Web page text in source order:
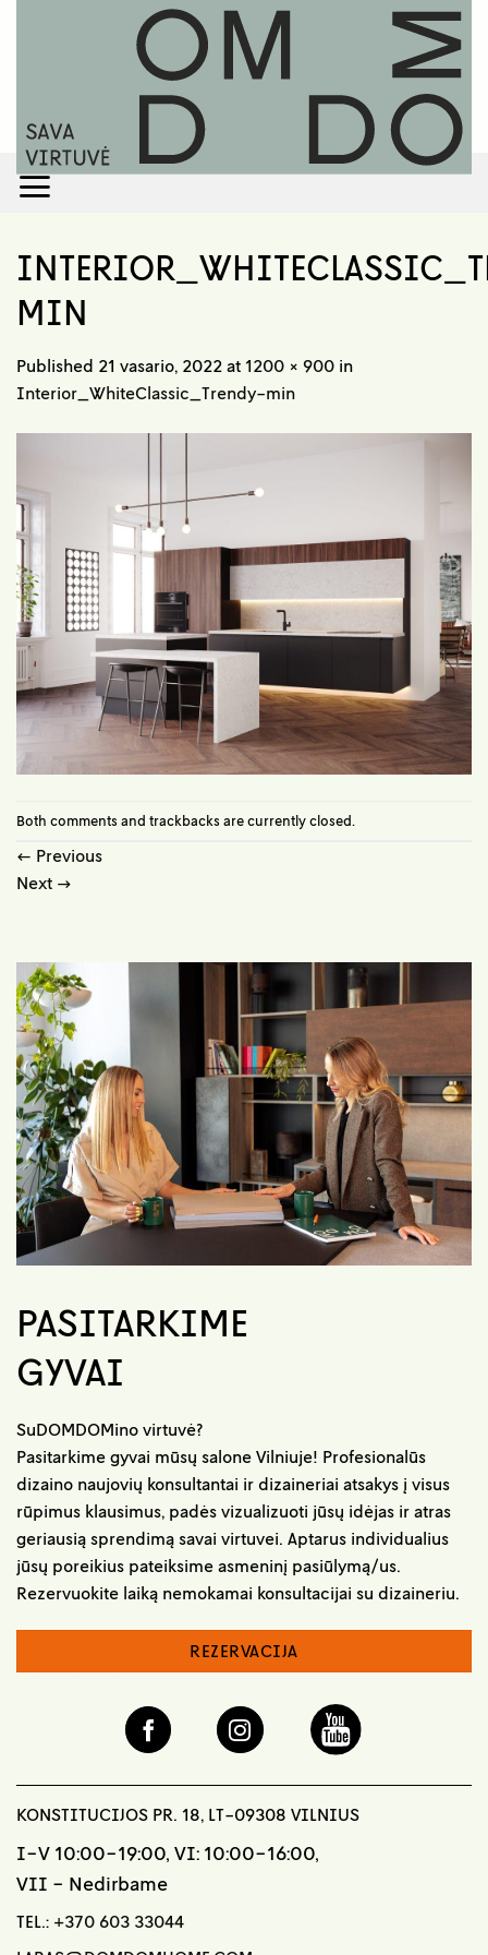
MIN
Published 21 vasario, 2022 at 1200 × 900 in
Interior_WhiteClassic_Trendy-min
Both comments and trackbacks are currently closed.
← Previous
Next →
PASITARKIME
GYVAI
SuDOMDOMino virtuvė?
Pasitarkime gyvai mūsų salone Vilniuje! Profesionalūs
dizaino naujovių konsultantai ir dizaineriai atsakys į visus
rūpimus klausimus, padės vizualizuoti jūsų idėjas ir atras
geriausią sprendimą savai virtuvei. Aptarus individualius
jūsų poreikius pateiksime asmeninį pasiūlymą/us.
Rezervuokite laiką nemokamai konsultacijai su dizaineriu.
REZERVACIJA
KONSTITUCIJOS PR. 18, LT-09308 VILNIUS
I-V 10:00-19:00, VI: 10:00-16:00,
VII - Nedirbame
TEL.: +370 603 33044